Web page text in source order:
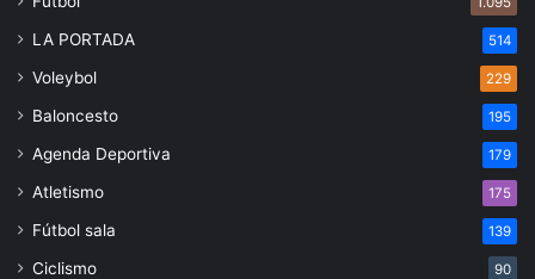
LA PORTADA 514
Voleybol 229
Baloncesto 195
Agenda Deportiva 179
Atletismo 175
Fútbol sala 139
Ciclismo 90